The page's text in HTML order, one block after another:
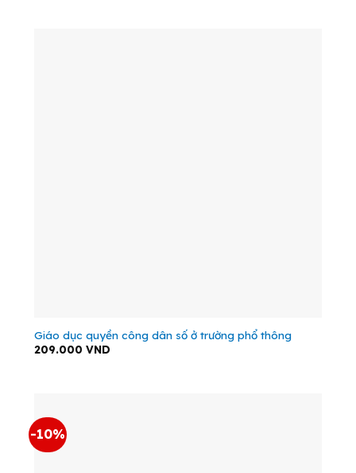
Giáo dục quyền công dân số ở trường phổ thông
209.000 VND
-10%